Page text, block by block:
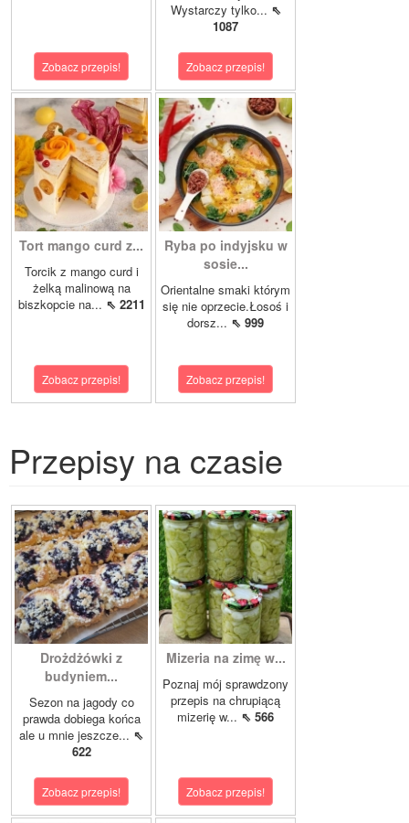
Zobacz przepis!
Wystarczy tylko... ⇖
1087
Zobacz przepis!
Tort mango curd z...
Torcik z mango curd i
żelką malinową na
biszkopcie na... ⇖ 2211
Zobacz przepis!
Ryba po indyjsku w
sosie...
Orientalne smaki którym
się nie oprzecie.Łosoś i
dorsz... ⇖ 999
Zobacz przepis!
Przepisy na czasie
Drożdżówki z
budyniem...
Sezon na jagody co
prawda dobiega końca
ale u mnie jeszcze... ⇖
622
Zobacz przepis!
Mizeria na zimę w...
Poznaj mój sprawdzony
przepis na chrupiącą
mizerię w... ⇖ 566
Zobacz przepis!